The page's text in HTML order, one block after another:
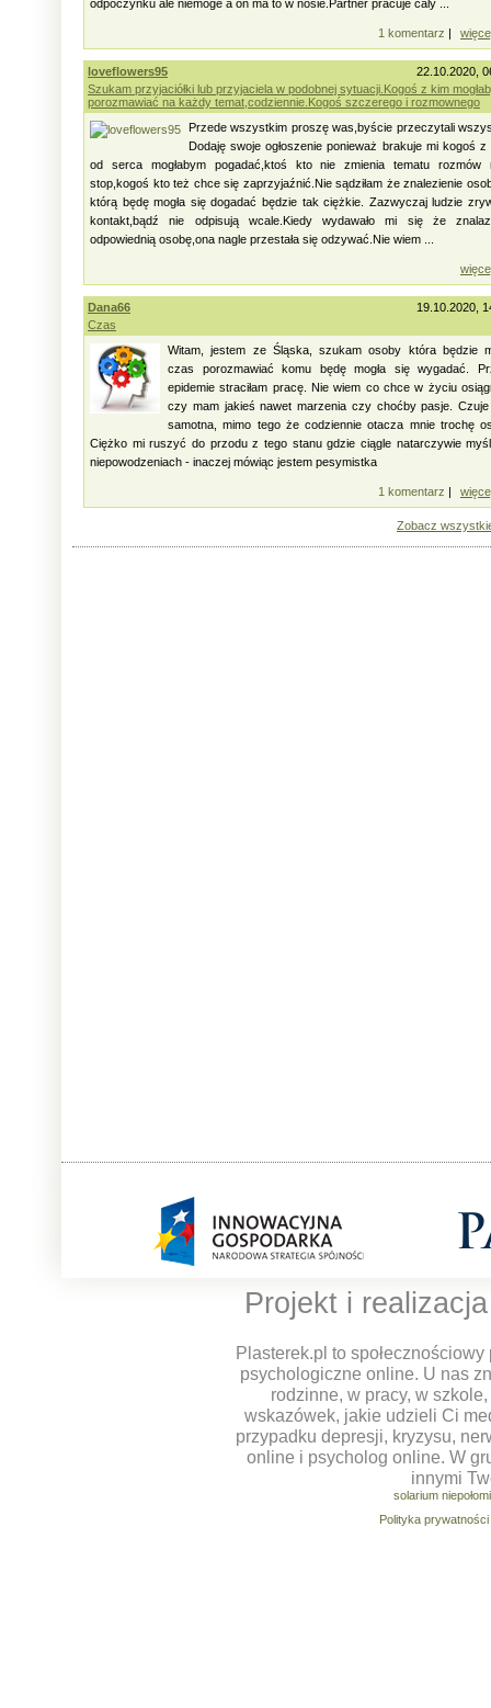
odpoczynku ale niemoge a on ma to w nosie.Partner pracuje caly ...
1 komentarz |
loveflowers95
22.10.2020,
Szukam przyjaciółki lub przyjaciela w podobnej sytuacji.Kogoś z kim
porozmawiać na każdy temat,codziennie.Kogoś szczerego i rozmownego
Przede wszystkim proszę was,byście przeczytali
Dodaję swoje ogłoszenie ponieważ brakuje mi kogoś z
od serca mogłabym pogadać,ktoś kto nie zmienia tematu rozmów
stop,kogoś kto też chce się zaprzyjaźnić.Nie sądziłam że znalezienie
którą będę mogła się dogadać będzie tak ciężkie. Zazwyczaj ludzie
kontakt,bądź nie odpisują wcale.Kiedy wydawało mi się że
odpowiednią osobę,ona nagle przestała się odzywać.Nie wiem ...
Dana66
19.10.2020,
Czas
Witam, jestem ze Śląska, szukam osoby która będzie
czas porozmawiać komu będę mogła się wygadać.
epidemie straciłam pracę. Nie wiem co chce w życiu
czy mam jakieś nawet marzenia czy choćby pasje.
samotna, mimo tego że codziennie otacza mnie trochę
Ciężko mi ruszyć do przodu z tego stanu gdzie ciągle natarczywie
niepowodzeniach - inaczej mówiąc jestem pesymistka
1 komentarz |
Zobacz
Projekt i
Plasterek.pl to
psychologiczne online. U nas
rodzinne, w pracy, w
wskazówek, jakie udzieli Ci
przypadku depresji, kryzysu,
online i psycholog online. W
innymi
solarium
Polityka prywatności